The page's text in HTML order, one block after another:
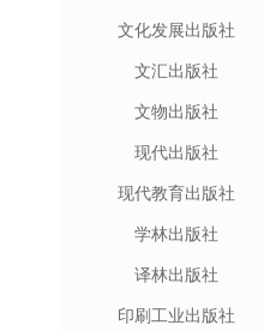
文化发展出版社
文汇出版社
文物出版社
现代出版社
现代教育出版社
学林出版社
译林出版社
印刷工业出版社